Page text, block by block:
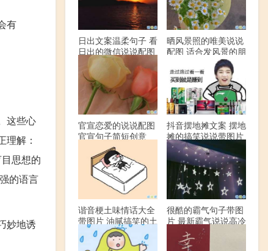
有
这些心
解：
思想的
的语言
妙地诱
日出文案温柔句子 看
日出的微信说说配图
晒风景照的唯美说说
配图 适合发风景的朋
官宣恋爱的说说配图
官宣句子简短创意
抖音摆地摊文案 摆地
摊的搞笑说说带图片
谐音梗土味情话大全
带图片 油腻搞笑的土
味情话
很酷的霸气句子带图
片 最新霸气说说高冷